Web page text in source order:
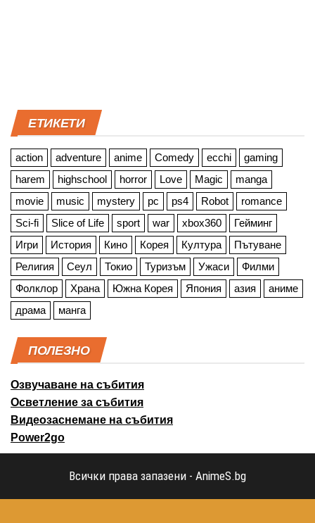
ЕТИКЕТИ
action adventure anime Comedy ecchi
gaming
harem
highschool horror Love Magic
manga
movie
music mystery pc ps4 Robot
romance
Sci-fi
Slice of Life sport war xbox360
Гейминг
Игри
История Кино Корея Култура
Пътуване
Религия
Сеул Токио Туризъм Ужаси
Филми
Фолклор
Храна Южна Корея Япония азия
аниме
драма
манга
ПОЛЕЗНО
Озвучаване на събития
Осветление за събития
Видеозаснемане на събития
Power2go
Всички права запазени - AnimeS.bg